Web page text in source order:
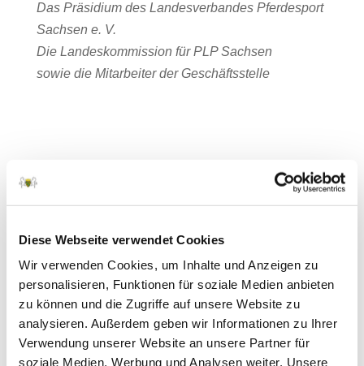
Diese Webseite verwendet Cookies
Wir verwenden Cookies, um Inhalte und Anzeigen zu
personalisieren, Funktionen für soziale Medien anbieten
zu können und die Zugriffe auf unsere Website zu
analysieren. Außerdem geben wir Informationen zu Ihrer
Verwendung unserer Website an unsere Partner für
soziale Medien, Werbung und Analysen weiter. Unsere
Das Präsidium des Landesverbandes Pferdesport
Sachsen e. V.
Die Landeskommission für PLP Sachsen
sowie die Mitarbeiter der Geschäftsstelle
Meldungen
August 2026
Juli 2026
Juni 2026
Mai 2026